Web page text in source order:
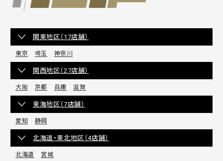
関東地区（17店舗）
東京 埼玉 神奈川
関西地区（27店舗）
大阪 京都 兵庫 滋賀
東海地区（7店舗）
愛知 静岡
北海道・東北地区（4店舗）
北海道 宮城